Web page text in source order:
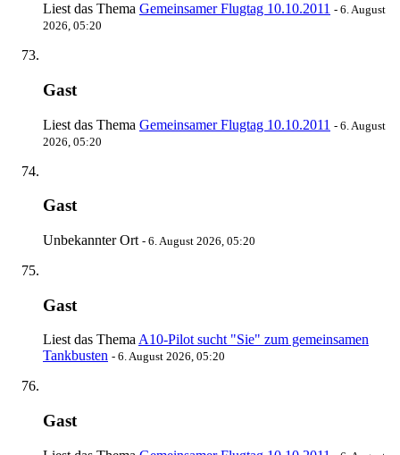
Liest das Thema Gemeinsamer Flugtag 10.10.2011 - 6. August
2026, 05:20
Gast
Liest das Thema Gemeinsamer Flugtag 10.10.2011 - 6. August
2026, 05:20
Gast
Unbekannter Ort - 6. August 2026, 05:20
Gast
Liest das ThemaA10-Pilot sucht "Sie" zum gemeinsamen
Tankbusten - 6. August 2026, 05:20
Gast